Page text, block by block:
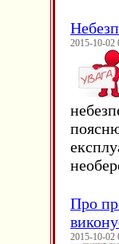
2015-10-02
Про
2015-10-02